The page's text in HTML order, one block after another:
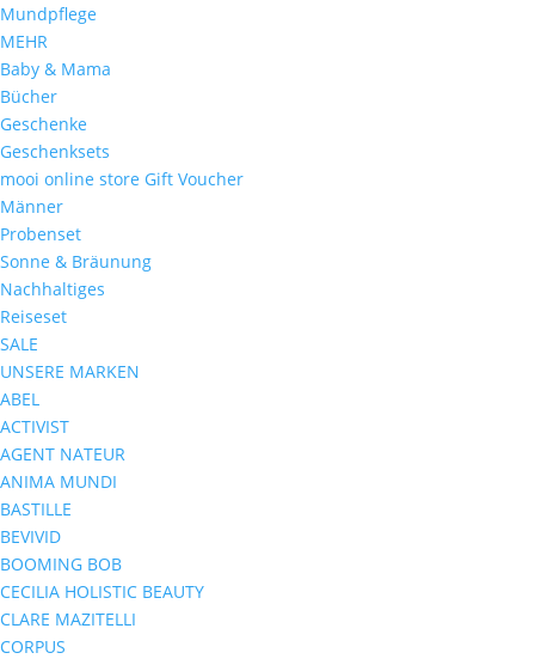
Mundpflege
MEHR
Baby & Mama
Bücher
Geschenke
Geschenksets
mooi online store Gift Voucher
Männer
Probenset
Sonne & Bräunung
Nachhaltiges
Reiseset
SALE
UNSERE MARKEN
ABEL
ACTIVIST
AGENT NATEUR
ANIMA MUNDI
BASTILLE
BEVIVID
BOOMING BOB
CECILIA HOLISTIC BEAUTY
CLARE MAZITELLI
CORPUS